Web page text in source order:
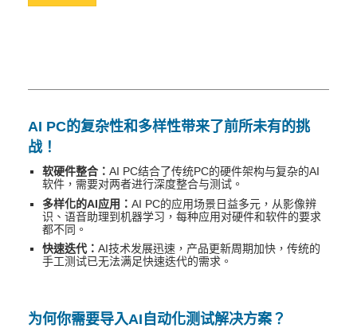
AI PC的复杂性和多样性带来了前所未有的挑
战！
软硬件整合：AI PC结合了传统PC的硬件架构与复杂的AI
软件，需要对两者进行深度整合与测试。
多样化的AI应用：AI PC的应用场景日益多元，从影像辨
识、语音助理到机器学习，每种应用对硬件和软件的要求
都不同。
快速迭代：AI技术发展迅速，产品更新周期加快，传统的
手工测试已无法满足快速迭代的需求。
为何你需要导入AI自动化测试解决方案？